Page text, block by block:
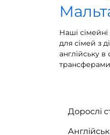
Наші
для сімей з
англійську
трансферами
Дорослі